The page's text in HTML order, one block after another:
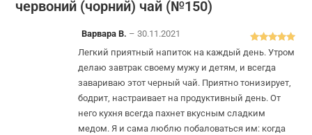
червоний (чорний) чай (№150)
Оцінено в5
Варвара В. – 30.11.2021
Легкий приятный напиток на каждый день. Утром
делаю завтрак своему мужу и детям, и всегда
завариваю этот черный чай. Приятно тонизирует,
бодрит, настраивает на продуктивный день. От
него кухня всегда пахнет вкусным сладким
медом. Я и сама люблю побаловаться им: когда